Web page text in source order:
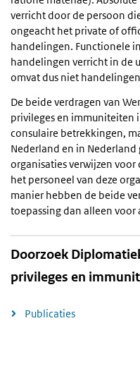
verricht door de persoon
ongeacht het private of
handelingen. Functionele
handelingen verricht in de
omvat dus niet
De beide verdragen van
privileges en immuniteiten
consulaire betrekkingen,
Nederland en in
organisaties verwijzen
het personeel van deze
manier hebben de beide
toepassing dan alleen voor
Doorzoek
privileges en
Publicaties